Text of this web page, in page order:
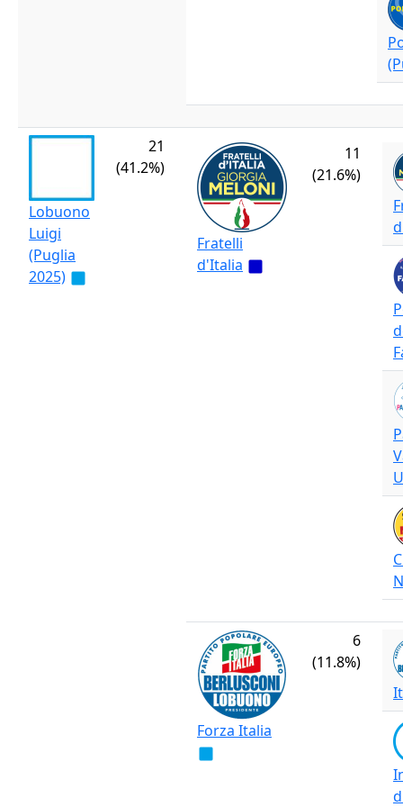
Lobuono
Luigi
(Puglia
2025)
21
(41.2%)
Fratelli
d'Italia
11
(21.6%)
Forza Italia
6
(11.8%)